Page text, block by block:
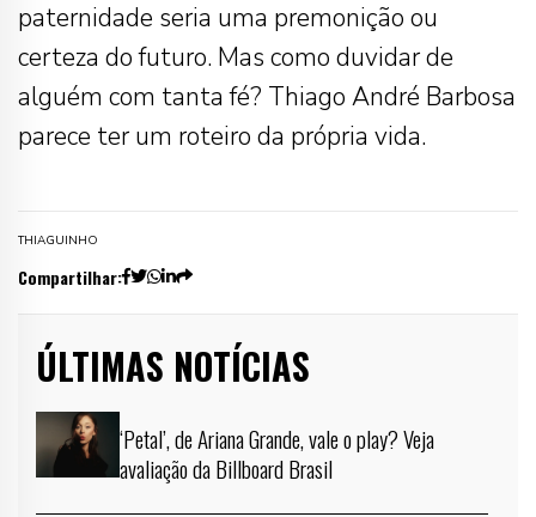
paternidade seria uma premonição ou
certeza do futuro. Mas como duvidar de
alguém com tanta fé? Thiago André Barbosa
parece ter um roteiro da própria vida.
THIAGUINHO
Compartilhar:
ÚLTIMAS NOTÍCIAS
‘Petal’, de Ariana Grande, vale o play? Veja
avaliação da Billboard Brasil